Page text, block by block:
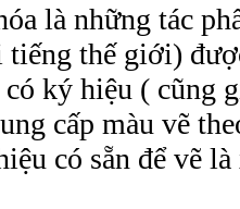
là những tác
tiếng thế giới)
ký hiệu ( cũng
cấp màu vẽ
có sẵn để vẽ